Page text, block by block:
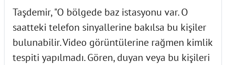
Taşdemir, "O bölgede baz istasyonu var. O
saatteki telefon sinyallerine bakılsa bu kişiler
bulunabilir. Video görüntülerine rağmen kimlik
tespiti yapılmadı. Gören, duyan veya bu kişileri